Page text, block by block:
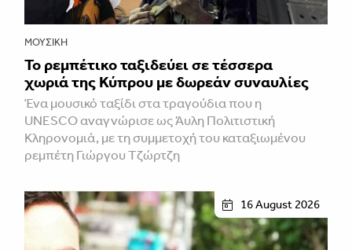
ΜΟΥΣΙΚΉ
Το ρεμπέτικο ταξιδεύει σε τέσσερα
χωριά της Κύπρου με δωρεάν συναυλίες
Ένα μουσικό ταξίδι στα τραγούδια που η
UNESCO αναγνώρισε ως Άυλη Πολιτιστική
Κληρονομιά, με τη συμμετοχή του καταξιωμένου
ρεμπέτη Γιώργου Τζώρτζη
16 August 2026